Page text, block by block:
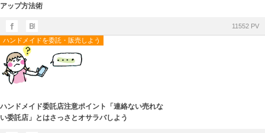
アップ方法術
11552 PV
ハンドメイドを委託・販売しよう
ハンドメイド委託店注意ポイント「連絡ない売れな
い委託店」とはさっさとオサラバしよう